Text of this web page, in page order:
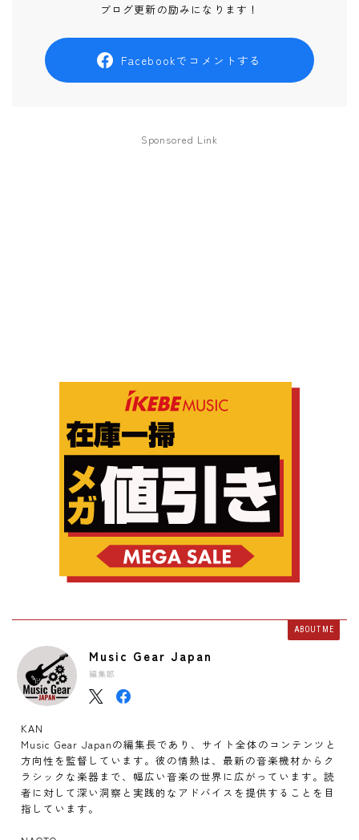
ブログ更新の励みになります！
Facebookでコメントする
Sponsored Link
ABOUT ME
Music Gear Japan
編集部
KAN
Music Gear Japanの編集長であり、サイト全体のコンテンツと
方向性を監督しています。彼の情熱は、最新の音楽機材からク
ラシックな楽器まで、幅広い音楽の世界に広がっています。読
者に対して深い洞察と実践的なアドバイスを提供することを目
指しています。